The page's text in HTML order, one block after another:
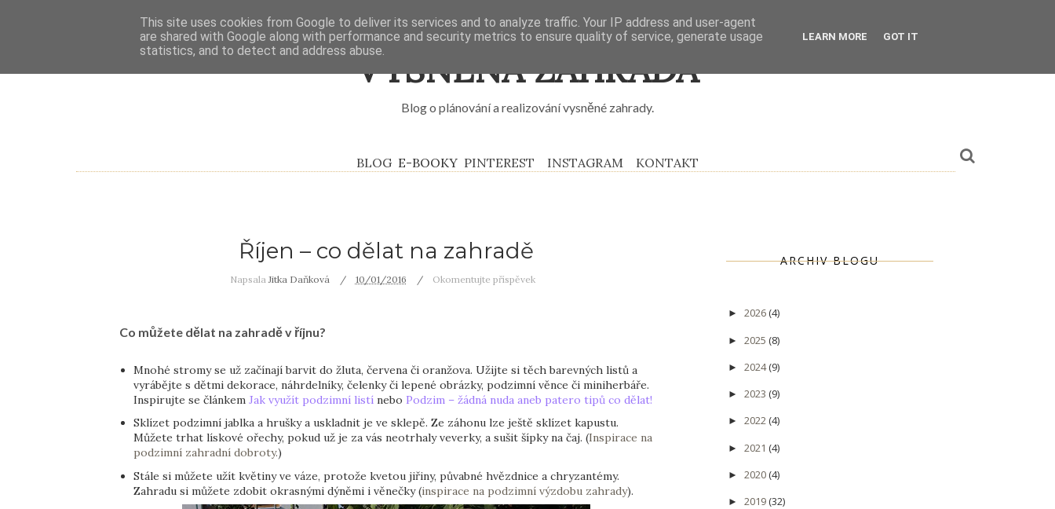
VYSNĚNÁ ZAHRADA
Blog o plánování a realizování vysněné zahrady.
BLOG E-BOOKY PINTEREST INSTAGRAM KONTAKT
Říjen – co dělat na zahradě
NapsalaJitka Daňková 10/01/2016 Okomentujte příspěvek
Co můžete dělat na zahradě v říjnu?
Mnohé stromy se už začínají barvit do žluta, červena či oranžova. Užijte si těch barevných listů a
vyrábějte s dětmi dekorace, náhrdelníky, čelenky či lepené obrázky, podzimní věnce či miniherbáře.
Inspirujte se článkem Jak využít podzimní listí nebo Podzim – žádná nuda aneb patero tipů co dělat!
Sklízet podzimní jablka a hrušky a uskladnit je ve sklepě. Ze záhonu lze ještě sklízet kapustu.
Můžete trhat lískové ořechy, pokud už je za vás neotrhaly veverky, a sušit šípky na čaj. (Inspirace na
podzimní zahradní dobroty.)
Stále si můžete užít květiny ve váze, protože kvetou jiřiny, půvabné hvězdnice a chryzantémy.
Zahradu si můžete zdobit okrasnými dýněmi i věnečky (inspirace na podzimní výzdobu zahrady).
ARCHIV BLOGU
► 2026(4)
► 2025 (8)
► 2024(9)
► 2023 (9)
► 2022(4)
► 2021 (4)
► 2020(4)
► 2019(32)
This site uses cookies from Google to deliver its services and to analyze traffic. Your IP address and user-agent
are shared with Google along with performance and security metrics to ensure quality of service, generate usage
statistics, and to detect and address abuse.
LEARN MORE GOT IT